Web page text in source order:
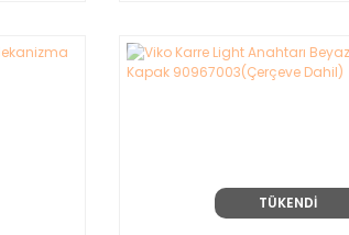
TÜKENDİ